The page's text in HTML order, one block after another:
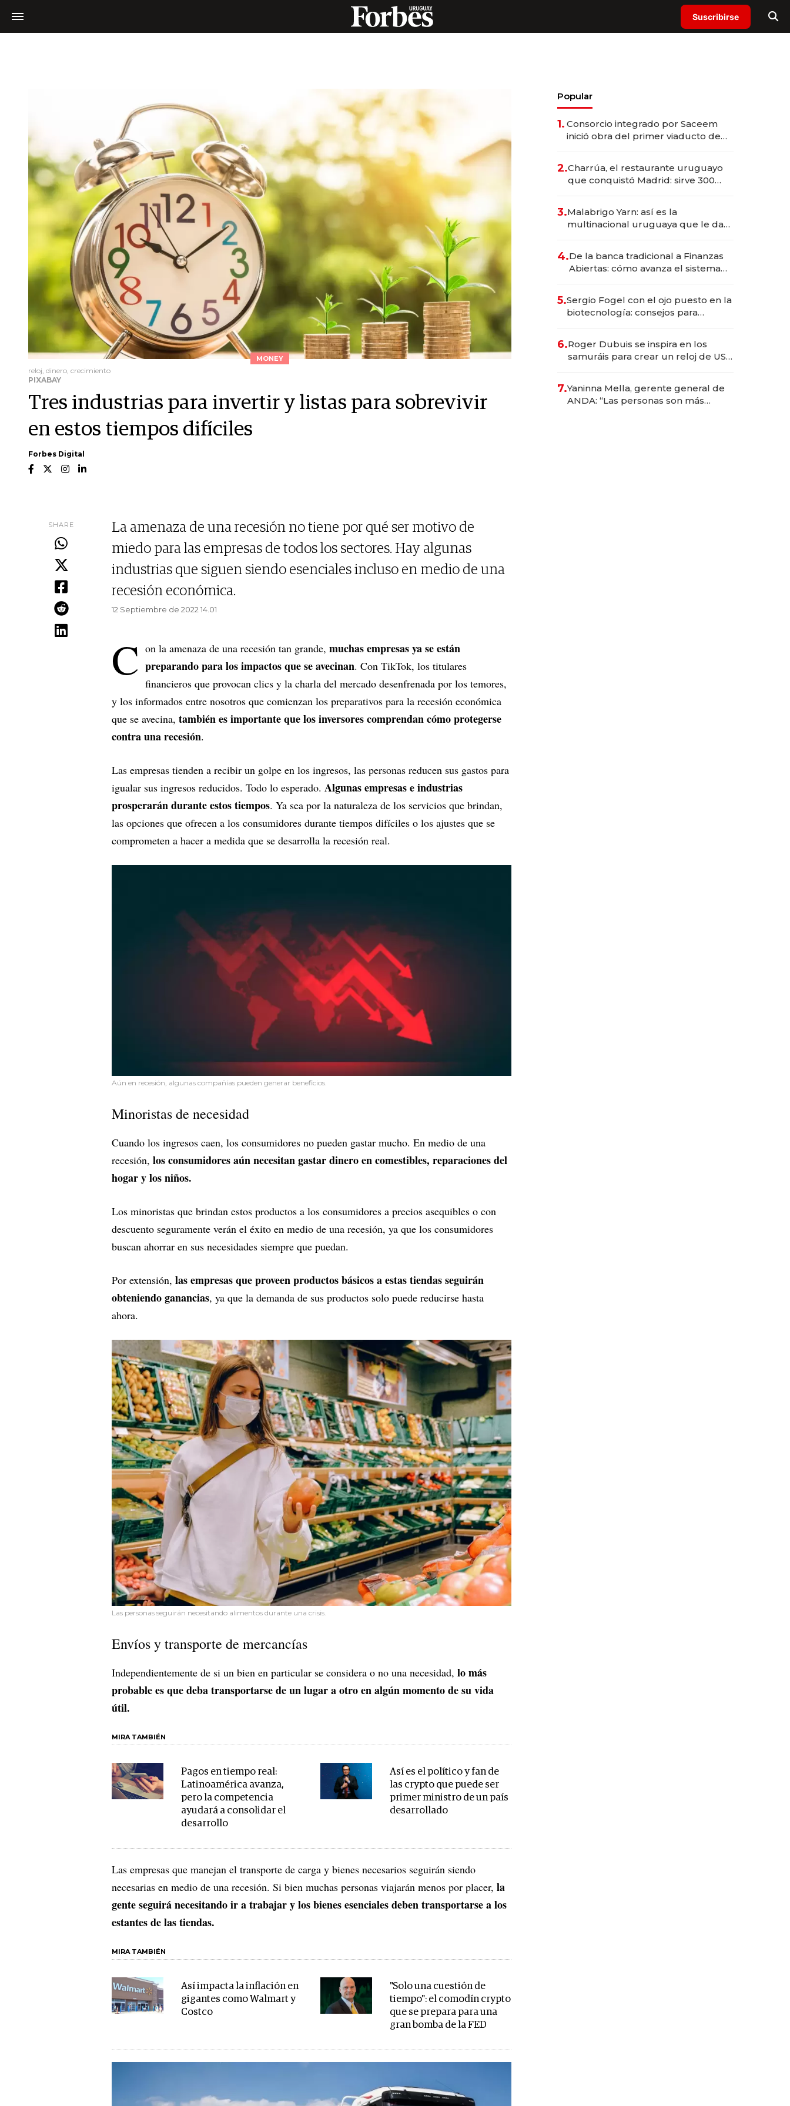
Suscribirse
MONEY
reloj, dinero, crecimiento
PIXABAY
Tres industrias para invertir y listas para sobrevivir
en estos tiempos difíciles
Forbes Digital
SHARE
La amenaza de una recesión no tiene por qué ser motivo de
miedo para las empresas de todos los sectores. Hay algunas
industrias que siguen siendo esenciales incluso en medio de una
recesión económica.
12 Septiembre de 2022 14.01
C on la amenaza de una recesión tan grande, muchas empresas ya se están
preparando para los impactos que se avecinan. Con TikTok, los titulares
financieros que provocan clics y la charla del mercado desenfrenada por los temores,
y los informados entre nosotros que comienzan los preparativos para la recesión económica
que se avecina, también es importante que los inversores comprendan cómo protegerse
contra una recesión.
Las empresas tienden a recibir un golpe en los ingresos, las personas reducen sus gastos para
igualar sus ingresos reducidos. Todo lo esperado. Algunas empresas e industrias
prosperarán durante estos tiempos. Ya sea por la naturaleza de los servicios que brindan,
las opciones que ofrecen a los consumidores durante tiempos difíciles o los ajustes que se
comprometen a hacer a medida que se desarrolla la recesión real.
Aún en recesión, algunas compañías pueden generar beneficios.
Minoristas de necesidad
Cuando los ingresos caen, los consumidores no pueden gastar mucho. En medio de una
recesión, los consumidores aún necesitan gastar dinero en comestibles, reparaciones del
hogar y los niños.
Los minoristas que brindan estos productos a los consumidores a precios asequibles o con
descuento seguramente verán el éxito en medio de una recesión, ya que los consumidores
buscan ahorrar en sus necesidades siempre que puedan.
Por extensión, las empresas que proveen productos básicos a estas tiendas seguirán
obteniendo ganancias, ya que la demanda de sus productos solo puede reducirse hasta
ahora.
Las personas seguirán necesitando alimentos durante una crisis.
Envíos y transporte de mercancías
Independientemente de si un bien en particular se considera o no una necesidad, lo más
probable es que deba transportarse de un lugar a otro en algún momento de su vida
útil.
MIRA TAMBIÉN
Pagos en tiempo real:
Latinoamérica avanza,
pero la competencia
ayudará a consolidar el
desarrollo
Así es el político y fan de
las crypto que puede ser
primer ministro de un país
desarrollado
Las empresas que manejan el transporte de carga y bienes necesarios seguirán siendo
necesarias en medio de una recesión. Si bien muchas personas viajarán menos por placer, la
gente seguirá necesitando ir a trabajar y los bienes esenciales deben transportarse a los
estantes de las tiendas.
MIRA TAMBIÉN
Así impacta la inflación en
gigantes como Walmart y
Costco
"Solo una cuestión de
tiempo": el comodín crypto
que se prepara para una
gran bomba de la FED
Popular
1. Consorcio integrado por Saceem
inició obra del primer viaducto de
millones
2.Charrúa, el restaurante uruguayo
que conquistó Madrid: sirve 300
prepara apertura
3.Malabrigo Yarn: así es la
multinacional uruguaya que le da
4.De la banca tradicional a Finanzas
Abiertas: cómo avanza el sistema
5.Sergio Fogel con el ojo puesto en la
biotecnología: consejos para
6.Roger Dubuis se inspira en los
samuráis para crear un reloj de US$
7.Yaninna Mella, gerente general de
ANDA: “Las personas son más